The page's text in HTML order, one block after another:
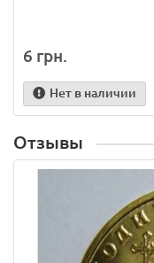
6 грн.
Нет в наличии
Отзывы